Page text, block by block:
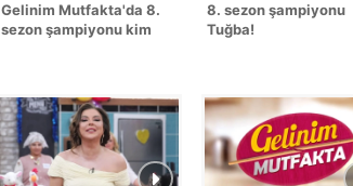
Gelinim Mutfakta'da 8.
sezon şampiyonu kim
8. sezon şampiyonu
Tuğba!